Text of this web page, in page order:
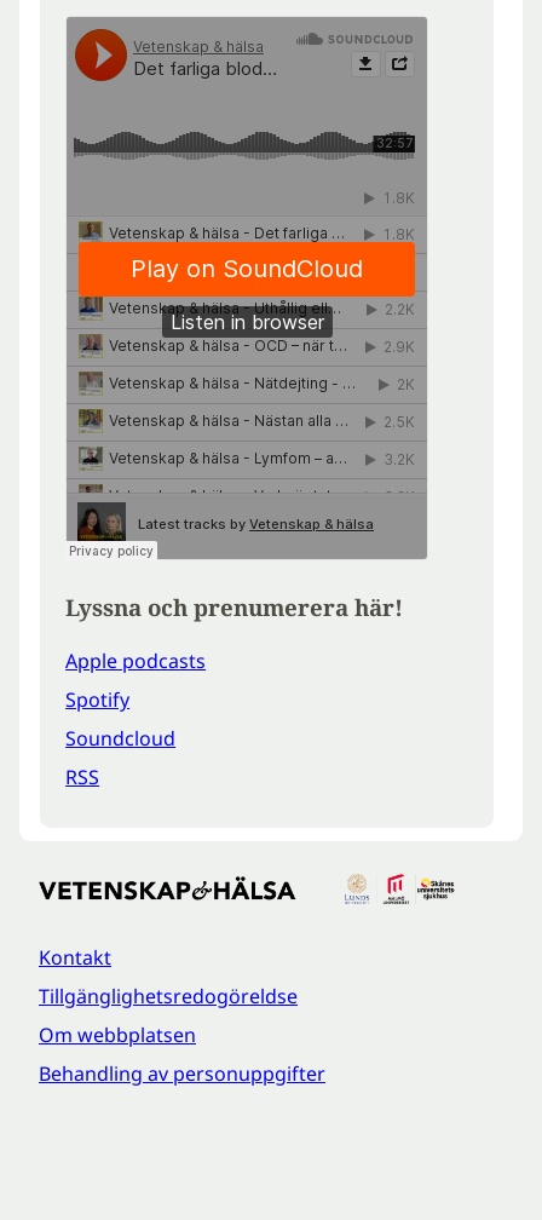
Lyssna och prenumerera här!
Apple podcasts
Spotify
Soundcloud
RSS
Kontakt
Tillgänglighetsredogöreldse
Om webbplatsen
Behandling av personuppgifter